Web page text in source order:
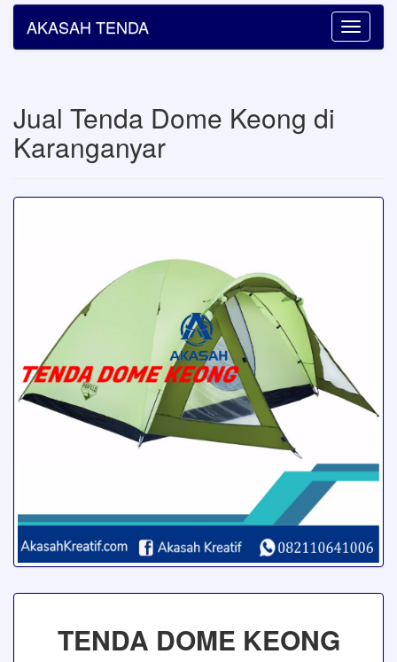
Toggle
AKASAH TENDA
Jual Tenda Dome Keong di
Karanganyar
TENDA DOME KEONG